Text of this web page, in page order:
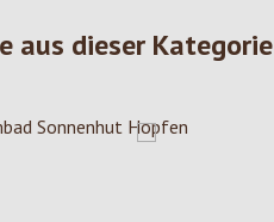
aus dieser Kategorie